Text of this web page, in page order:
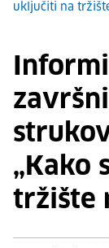
uključiti na
„Kako
tržište